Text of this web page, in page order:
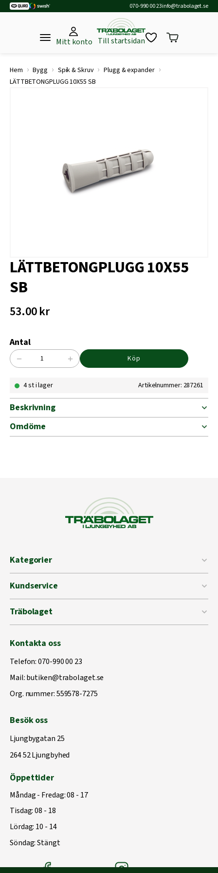
070-990 00 23info@trabolaget.se
Mitt konto Till startsidan
Hem › Bygg › Spik & Skruv › Plugg & expander ›
LÄTTBETONGPLUGG 10X55 SB
LÄTTBETONGPLUGG 10X55
SB
53.00kr
Antal
LÄTTBETONGPLUGG
SB
− + Köp
4 st i lager Artikelnummer: 287261
Beskrivning
Omdöme
Kategorier
Kundservice
Träbolaget
Kontakta oss
Telefon:070-990 00 23
Mail:butiken@trabolaget.se
Org. nummer: 559578-7275
Besök oss
Ljungbygatan 25
264 52 Ljungbyhed
Öppettider
Måndag - Fredag: 08 - 17
Tisdag: 08 - 18
Lördag: 10 - 14
Söndag: Stängt